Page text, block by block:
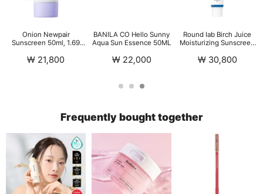
Onion Newpair
Sunscreen 50ml, 1.69
₩ 21,800
BANILA CO Hello Sunny
Aqua Sun Essence 50ML
₩ 22,000
Round Iab Birch Juice
Moisturizing Sunscreen
₩ 30,800
Frequently bought together